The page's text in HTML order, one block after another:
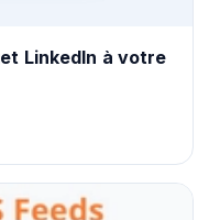
LinkedIn à votre